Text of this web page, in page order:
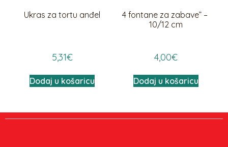
Ukras za tortu anđel
5,31€
Dodaj u košaricu
4 fontane za zabave” – ​​
10/12 cm
4,00€
Dodaj u košaricu